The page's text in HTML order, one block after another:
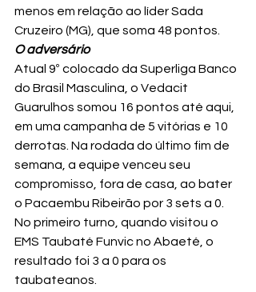
menos em relação ao líder Sada
Cruzeiro (MG), que soma 48 pontos.
O adversário
Atual 9º colocado da Superliga Banco
do Brasil Masculina, o Vedacit
Guarulhos somou 16 pontos até aqui,
em uma campanha de 5 vitórias e 10
derrotas. Na rodada do último fim de
semana, a equipe venceu seu
compromisso, fora de casa, ao bater
o Pacaembu Ribeirão por 3 sets a 0.
No primeiro turno, quando visitou o
EMS Taubaté Funvic no Abaeté, o
resultado foi 3 a 0 para os
taubateanos.